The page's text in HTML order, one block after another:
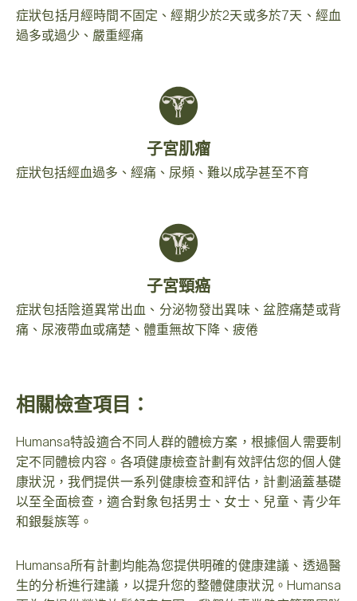
症狀包括月經時間不固定、經期少於2天或多於7天、經血
過多或過少、嚴重經痛
子宮肌瘤
症狀包括經血過多、經痛、尿頻、難以成孕甚至不育
子宮頸癌
症狀包括陰道異常出血、分泌物發出異味、盆腔痛楚或背
痛、尿液帶血或痛楚、體重無故下降、疲倦
相關檢查項目：
Humansa特設適合不同人群的體檢方案，根據個人需要制
定不同體檢内容。各項健康檢查計劃有效評估您的個人健
康狀況，我們提供一系列健康檢查和評估，計劃涵蓋基礎
以至全面檢查，適合對象包括男士、女士、兒童、青少年
和銀髮族等。
Humansa所有計劃均能為您提供明確的健康建議、透過醫
生的分析進行建議，以提升您的整體健康狀況。Humansa